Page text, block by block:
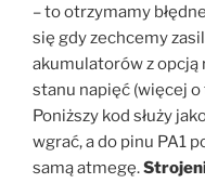
– to otrzymamy
się gdy zechcemy
akumulatorów z opcją
stanu napięć (więcej o
Poniższy kod służy
wgrać, a do pinu PA1
samą atmegę.